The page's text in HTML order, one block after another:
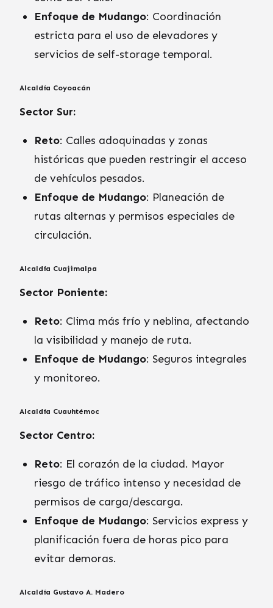
Enfoque de Mudango: Coordinación
estricta para el uso de elevadores y
servicios de self-storage temporal.
Alcaldía Coyoacán
Sector Sur:
Reto: Calles adoquinadas y zonas
históricas que pueden restringir el acceso
de vehículos pesados.
Enfoque de Mudango: Planeación de
rutas alternas y permisos especiales de
circulación.
Alcaldía Cuajimalpa
Sector Poniente:
Reto: Clima más frío y neblina, afectando
la visibilidad y manejo de ruta.
Enfoque de Mudango: Seguros integrales
y monitoreo.
Alcaldía Cuauhtémoc
Sector Centro:
Reto: El corazón de la ciudad. Mayor
riesgo de tráfico intenso y necesidad de
permisos de carga/descarga.
Enfoque de Mudango: Servicios express y
planificación fuera de horas pico para
evitar demoras.
Alcaldía Gustavo A. Madero